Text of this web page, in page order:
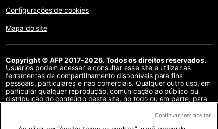
Configurações de cookies
Mapa do site
Copyright © AFP 2017-2026. Todos os direitos reservados.
Usuários podem acessar e consultar esse site e utilizar as
ferramentas de compartilhamento disponíveis para fins
pessoais, particulares e não comerciais. Qualquer outro uso, em
particular qualquer reprodução, comunicação ao público ou
distribuição do conteúdo deste site, no todo ou em parte, para
contrato de licença específico assinado com a AFP, éContinuar sem aceitar